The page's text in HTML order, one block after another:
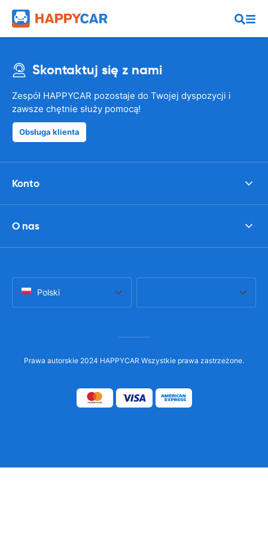
Skontaktuj się z nami
Zespół HAPPYCAR pozostaje do Twojej dyspozycji i
zawsze chętnie służy pomocą!
Obsługa klienta
Konto
O nas
Polski
Prawa autorskie 2024 HAPPYCAR Wszystkie prawa zastrzeżone.